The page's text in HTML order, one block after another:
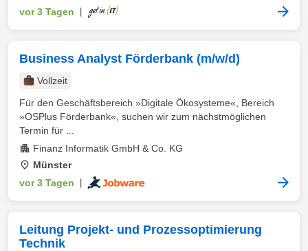
vor 3 Tagen
Business Analyst Förderbank (m/w/d)
Vollzeit
Für den Geschäftsbereich »Digitale Ökosysteme«, Bereich
»OSPlus Förderbank«, suchen wir zum nächstmöglichen
Termin für ...
Finanz Informatik GmbH & Co. KG
Münster
vor 3 Tagen
Leitung Projekt- und Prozessoptimierung
Technik